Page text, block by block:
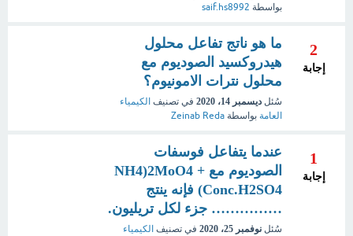
بواسطة saif.hs8992
2
إجابة
ما هو ناتج تفاعل محلول
هيدروكسيد الصوديوم مع
محلول نترات الامونيوم؟
سُئل ديسمبر 14، 2020 في تصنيف الكيمياء
العامة بواسطة Zeinab Reda
1
إجابة
عندما يتفاعل فوسفات
الصوديوم مع NH4)2MoO4 +
Conc.H2SO4) فإنه ينتج
…………… جزء لكل تريليون.
سُئل نوفمبر 25، 2020 في تصنيف الكيمياء